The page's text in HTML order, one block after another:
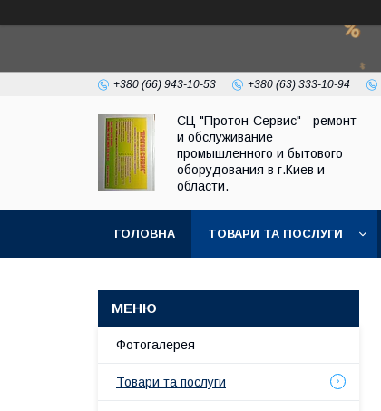
+380 (66) 943-10-53 +380 (63) 333-10-94
СЦ "Протон-Сервис" - ремонт
и обслуживание
промышленного и бытового
оборудования в г.Киев и
области.
ГОЛОВНА ТОВАРИ ТА ПОСЛУГИ
Фотогалерея
Товари та послуги